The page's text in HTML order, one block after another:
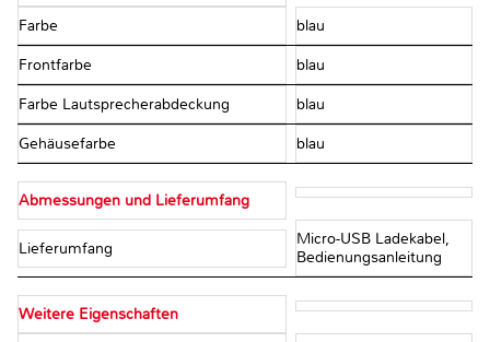
Farbe blau
Frontfarbe blau
Farbe Lautsprecherabdeckung blau
Gehäusefarbe blau
Abmessungen und Lieferumfang
Lieferumfang
Micro-USB Ladekabel,
Bedienungsanleitung
Weitere Eigenschaften